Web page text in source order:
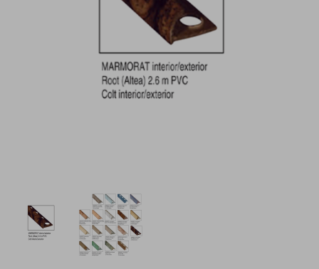
View larger imageView larger image